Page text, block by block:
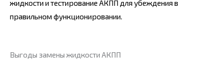
жидкости и тестирование АКПП для убеждения в
правильном функционировании.
Выгоды замены жидкости АКПП